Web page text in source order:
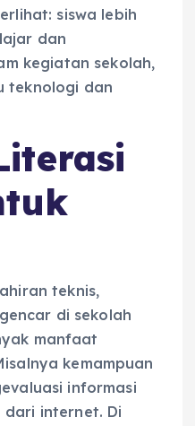
siswa lebih
dan
kegiatan sekolah,
teknologi dan
teknis,
di sekolah
manfaat
kemampuan
informasi
internet. Di